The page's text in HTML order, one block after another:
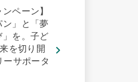
ペーン】
ン」と「夢
」を。子ど
を切り開
ーサポータ